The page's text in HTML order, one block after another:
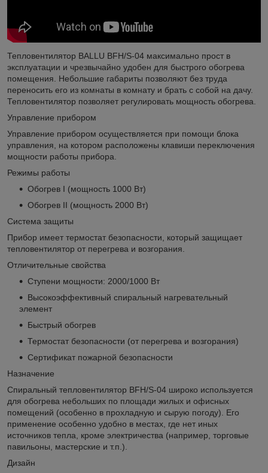
Тепловентилятор BALLU BFH/S-04 максимально прост в
эксплуатации и чрезвычайно удобен для быстрого обогрева
помещения. Небольшие габариты позволяют без труда
переносить его из комнаты в комнату и брать с собой на дачу.
Тепловентилятор позволяет регулировать мощность обогрева.
Управление прибором
Управление прибором осуществляется при помощи блока
управления, на котором расположены клавиши переключения
мощности работы прибора.
Режимы работы
Обогрев I (мощность 1000 Вт)
Обогрев II (мощность 2000 Вт)
Система защиты
Прибор имеет термостат безопасности, который защищает
тепловентилятор от перегрева и возгорания.
Отличительные свойства
Ступени мощности: 2000/1000 Вт
Высокоэффективный спиральный нагревательный
элемент
Быстрый обогрев
Термостат безопасности (от перегрева и возгорания)
Сертификат пожарной безопасности
Назначение
Спиральный тепловентилятор BFH/S-04 широко используется
для обогрева небольших по площади жилых и офисных
помещений (особенно в прохладную и сырую погоду). Его
применение особенно удобно в местах, где нет иных
источников тепла, кроме электричества (например, торговые
павильоны, мастерские и т.п.).
Дизайн